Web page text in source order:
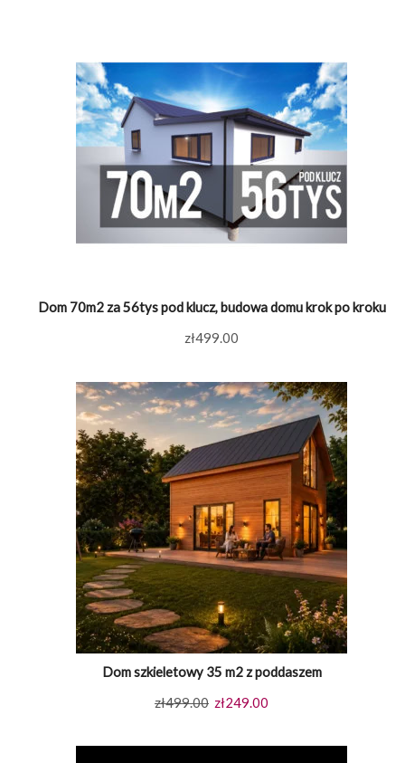
do
zł499.00
Dom 70m2 za 56tys pod klucz, budowa domu krok po kroku
zł499.00
Dom szkieletowy 35 m2 z poddaszem
zł499.00 Pierwotna
wynosiła:
zł249.00
wynosi: